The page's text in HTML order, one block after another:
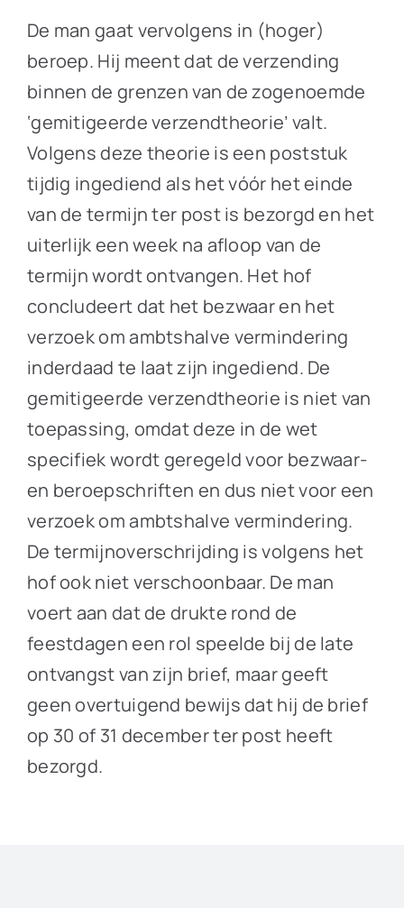
De man gaat vervolgens in (hoger)
beroep. Hij meent dat de verzending
binnen de grenzen van de zogenoemde
‘gemitigeerde verzendtheorie’ valt.
Volgens deze theorie is een poststuk
tijdig ingediend als het vóór het einde
van de termijn ter post is bezorgd en het
uiterlijk een week na afloop van de
termijn wordt ontvangen. Het hof
concludeert dat het bezwaar en het
verzoek om ambtshalve vermindering
inderdaad te laat zijn ingediend. De
gemitigeerde verzendtheorie is niet van
toepassing, omdat deze in de wet
specifiek wordt geregeld voor bezwaar-
en beroepschriften en dus niet voor een
verzoek om ambtshalve vermindering.
De termijnoverschrijding is volgens het
hof ook niet verschoonbaar. De man
voert aan dat de drukte rond de
feestdagen een rol speelde bij de late
ontvangst van zijn brief, maar geeft
geen overtuigend bewijs dat hij de brief
op 30 of 31 december ter post heeft
bezorgd.